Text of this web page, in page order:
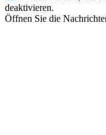
deaktivieren.
Öffnen Sie die